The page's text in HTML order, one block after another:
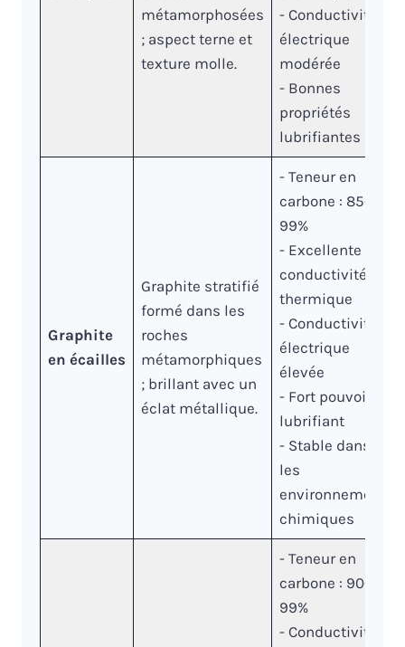
métamorphosées
; aspect terne et
texture molle.
- Conductivité
électrique
modérée
- Bonnes
propriétés
lubrifiantes
Graphite
en écailles
Graphite stratifié
formé dans les
roches
métamorphiques
; brillant avec un
éclat métallique.
- Teneur en
carbone : 85-
99%
- Excellente
conductivité
thermique
- Conductivité
électrique
élevée
- Fort pouvoir
lubrifiant
- Stable dans
les
environnements
chimiques
- Teneur en
carbone : 90-
99%
- Conductivité